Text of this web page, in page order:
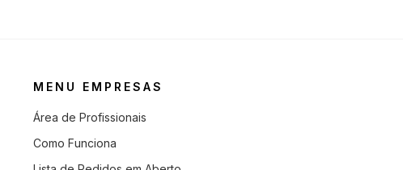
MENU EMPRESAS
Área de Profissionais
Como Funciona